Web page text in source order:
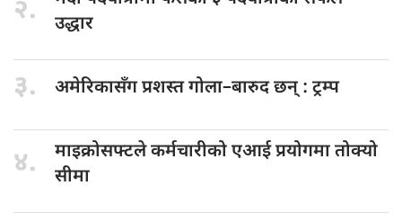
२.
उद्धार
३. अमेरिकासँग प्रशस्तगोला–बारुद छन् : ट्रम्प
४. माइक्रोसफ्टले कर्मचारीकोएआई प्रयोगमा तोक्यो
सीमा